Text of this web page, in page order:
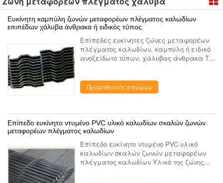
Ευκίνητη καμπύλη ζωνών μεταφορέων πλέγματος καλωδίων
επιπέδων χάλυβα άνθρακα ή ειδικός τύπος
Επίπεδες ευκίνητες ζώνες μεταφορέων
πλέγματος καλωδίων, καμπύλη ή ειδικό
ανοξείδωτο τύπων, χάλυβας άνθρακα Τα
καλωδίων: η μεγάλη ανοιχτή περιοχή ...
Προμηθευτής επαφών
Επίπεδο ευκίνητο ντυμένο PVC υλικό καλωδίων σκαλών ζωνών
μεταφορέων πλέγματος καλωδίων
Επίπεδο ευκίνητο ντυμένο PVC υλικό
καλωδίων σκαλών ζωνών μεταφορέων
πλέγματος καλωδίων Υλικό της ζώνης